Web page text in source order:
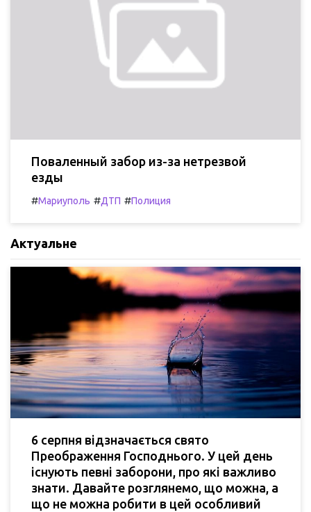
Поваленный забор из-за нетрезвой
езды
#Мариуполь #ДТП #Полиция
Актуальне
6 серпня відзначається свято
Преображення Господнього. У цей день
існують певні заборони, про які важливо
знати. Давайте розглянемо, що можна, а
що не можна робити в цей особливий